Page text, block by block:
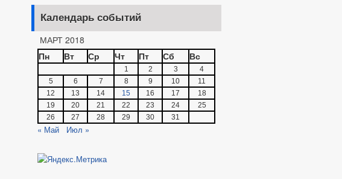
Календарь событий
МАРТ 2018
Пн
Вт Ср Чт Пт Сб Вс
1 2 3
4
5
6 7 8 9 10
11
12
13 14 15 16 17
18
19
20 21 22 23 24
25
26
27 28 29 30 31
« Май Июл »